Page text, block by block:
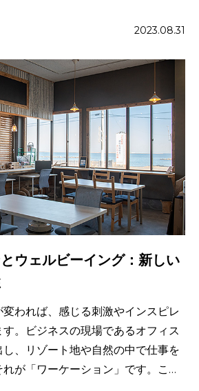
2023.08.31
ウェルビーイング：新しい
われば、感じる刺激やインスピレ
。ビジネスの現場であるオフィス
、リゾート地や自然の中で仕事を
が「ワーケーション」です。この